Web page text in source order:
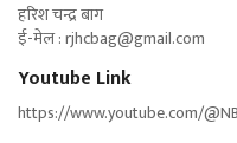
हरिश चन्द्र बाग
ई-मेल :rjhcbag@gmail.com
Youtube Link
https://www.youtube.com/